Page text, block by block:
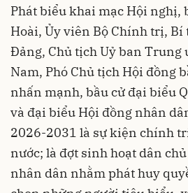
Phát biểu khai mạc Hội nghị,
Hoài, Ủy viên Bộ Chính trị,
Đảng, Chủ tịch Uỷ ban Trung
Nam, Phó Chủ tịch Hội đồng
nhấn mạnh, bầu cử đại biểu
và đại biểu Hội đồng nhân
2026-2031 là sự kiện chính
nước; là đợt sinh hoạt dân
nhân dân nhằm phát huy